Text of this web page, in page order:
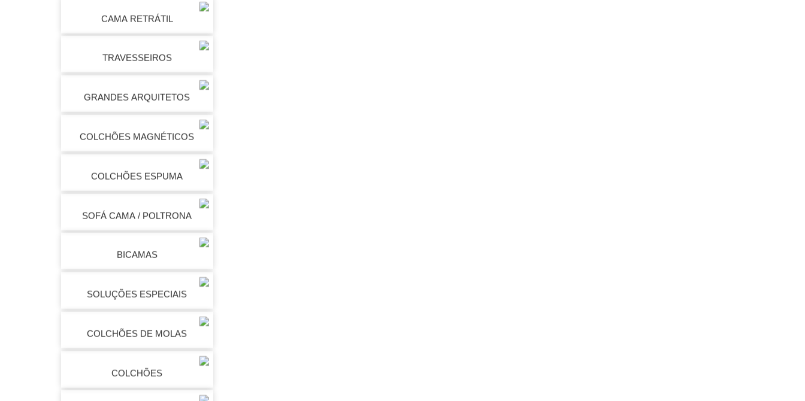
COLCHÕES
COLCHÕES DE MOLAS
SOLUÇÕES ESPECIAIS
BICAMAS
SOFÁ CAMA / POLTRONA
COLCHÕES ESPUMA
COLCHÕES MAGNÉTICOS
GRANDES ARQUITETOS
TRAVESSEIROS
CAMA RETRÁTIL